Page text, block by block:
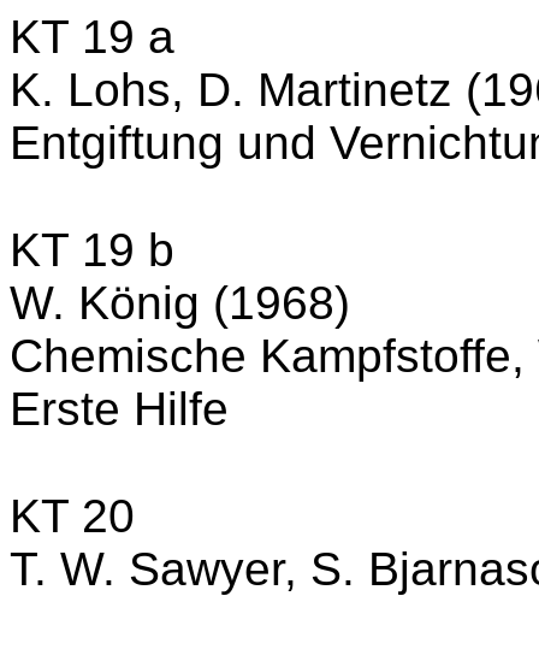
KT 19 a
K. Lohs, D. Martinetz
Entgiftung und
KT 19 b
W. König (1968)
Chemische
Erste Hilfe
KT 20
T. W. Sawyer, S.